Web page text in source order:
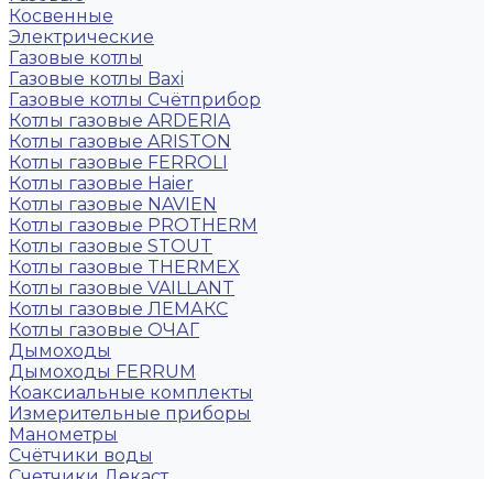
Косвенные
Электрические
Газовые котлы
Газовые котлы Baxi
Газовые котлы Счётприбор
Котлы газовые ARDERIA
Котлы газовые ARISTON
Котлы газовые FERROLI
Котлы газовые Haier
Котлы газовые NAVIEN
Котлы газовые PROTHERM
Котлы газовые STOUT
Котлы газовые THERMEX
Котлы газовые VAILLANT
Котлы газовые ЛЕМАКС
Котлы газовые ОЧАГ
Дымоходы
Дымоходы FERRUM
Коаксиальные комплекты
Измерительные приборы
Манометры
Счётчики воды